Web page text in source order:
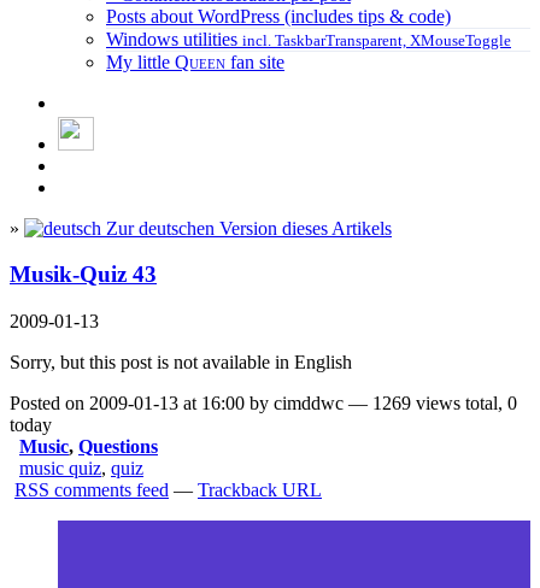
Posts about WordPress (includes tips & code)
Windows utilities incl. TaskbarTransparent, XMouseToggle
My little Queen fan site
» Zur deutschen Version dieses Artikels
Musik-Quiz 43
2009-01-13
Sorry, but this post is not available in English
Posted on 2009-01-13 at 16:00 by cimddwc — 1269 views total, 0
today
Music, Questions
music quiz, quiz
RSS comments feed — Trackback URL